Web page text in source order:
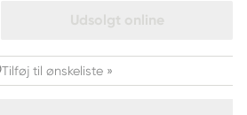
Udsolgt online
Tilføj til ønskeliste »